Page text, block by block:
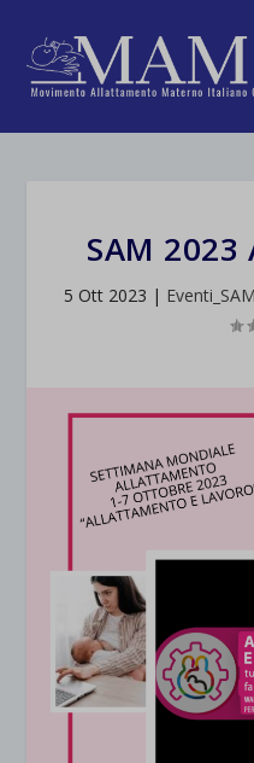
SAM 2023
5 Ott 2023 |